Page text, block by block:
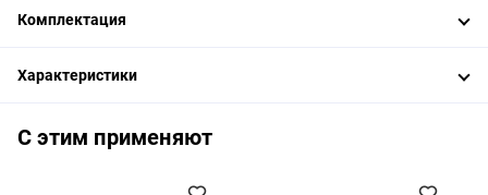
Комплектация
Характеристики
С этим применяют